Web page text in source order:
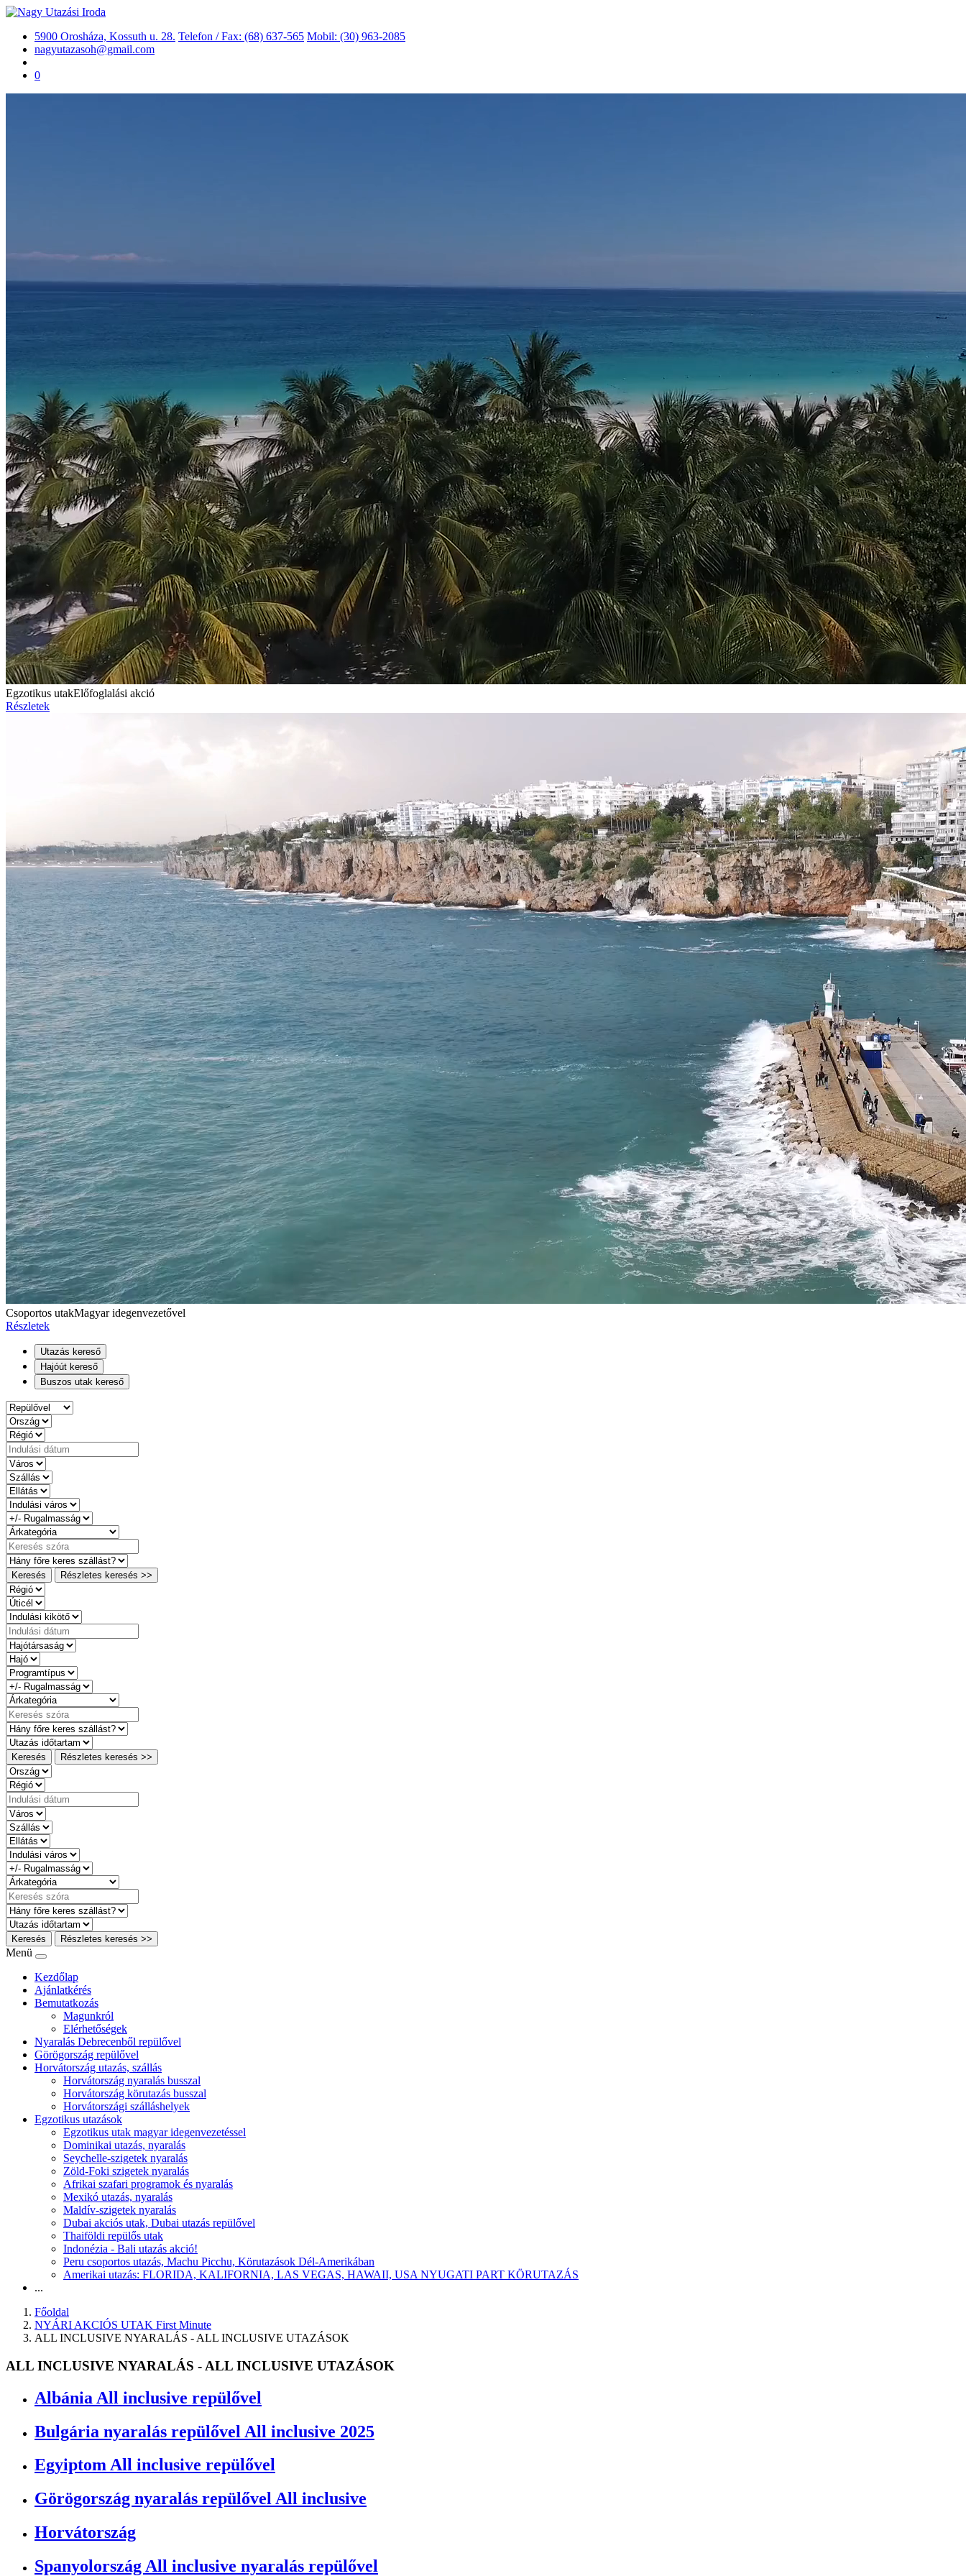
5900 Orosháza, Kossuth u. 28. Telefon / Fax: (68) 637-565 Mobil: (30) 963-2085
nagyutazasoh@gmail.com
0
Egzotikus utakElőfoglalási akció
Részletek
Csoportos utakMagyar idegenvezetővel
Részletek
Utazás kereső
Hajóút kereső
Buszos utak kereső
Keresés Részletes keresés >>
Keresés Részletes keresés >>
Keresés Részletes keresés >>
Menü
Kezdőlap
Ajánlatkérés
Bemutatkozás
Magunkról
Elérhetőségek
Nyaralás Debrecenből repülővel
Görögország repülővel
Horvátország utazás, szállás
Horvátország nyaralás busszal
Horvátország körutazás busszal
Horvátországi szálláshelyek
Egzotikus utazások
Egzotikus utak magyar idegenvezetéssel
Dominikai utazás, nyaralás
Seychelle-szigetek nyaralás
Zöld-Foki szigetek nyaralás
Afrikai szafari programok és nyaralás
Mexikó utazás, nyaralás
Maldív-szigetek nyaralás
Dubai akciós utak, Dubai utazás repülővel
Thaiföldi repülős utak
Indonézia - Bali utazás akció!
Peru csoportos utazás, Machu Picchu, Körutazások Dél-Amerikában
Amerikai utazás: FLORIDA, KALIFORNIA, LAS VEGAS, HAWAII, USA NYUGATI PART KÖRUTAZÁS
...
Főoldal
NYÁRI AKCIÓS UTAK First Minute
ALL INCLUSIVE NYARALÁS - ALL INCLUSIVE UTAZÁSOK
ALL INCLUSIVE NYARALÁS - ALL INCLUSIVE UTAZÁSOK
Albánia All inclusive repülővel
Bulgária nyaralás repülővel All inclusive 2025
Egyiptom All inclusive repülővel
Görögország nyaralás repülővel All inclusive
Horvátország
Spanyolország All inclusive nyaralás repülővel